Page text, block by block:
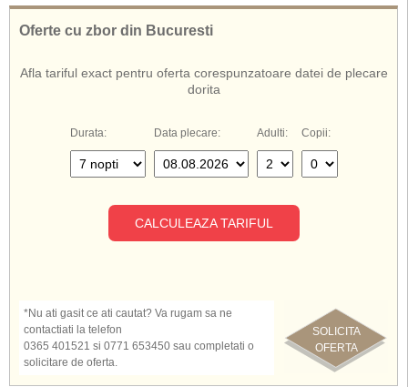
Oferte cu zbor din Bucuresti
Afla tariful exact pentru oferta corespunzatoare datei de plecare
dorita
Durata: Data plecare: Adulti: Copii:
CALCULEAZA TARIFUL
SOLICITA
OFERTA
*Nu ati gasit ce ati cautat? Va rugam sa ne
contactiati la telefon
0365 401521 si 0771 653450 sau completati o
solicitare de oferta.